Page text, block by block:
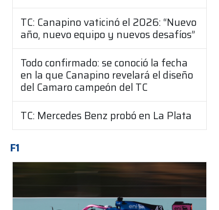
TC: Canapino vaticinó el 2026: “Nuevo
año, nuevo equipo y nuevos desafíos”
Todo confirmado: se conoció la fecha
en la que Canapino revelará el diseño
del Camaro campeón del TC
TC: Mercedes Benz probó en La Plata
F1